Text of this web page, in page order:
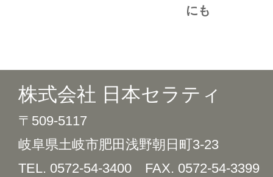
にも
株式会社 日本セラティ
〒509-5117
岐阜県土岐市肥田浅野朝日町3-23
TEL. 0572-54-3400 FAX. 0572-54-3399